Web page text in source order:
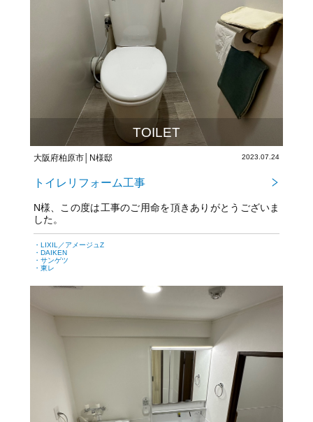
TOILET
大阪府柏原市│N様邸 2023.07.24
トイレリフォーム工事
N様、この度は工事のご用命を頂きありがとうございま
した。
・LIXIL／アメージュZ
・DAIKEN
・サンゲツ
・東レ